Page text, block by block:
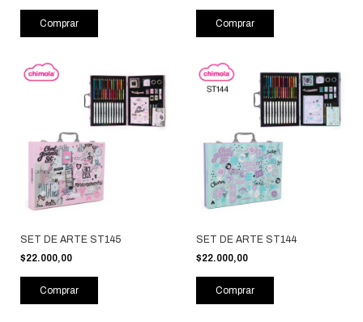
Comprar Comprar
SET DE ARTE ST145
$22.000,00
Comprar
SET DE ARTE ST144
$22.000,00
Comprar